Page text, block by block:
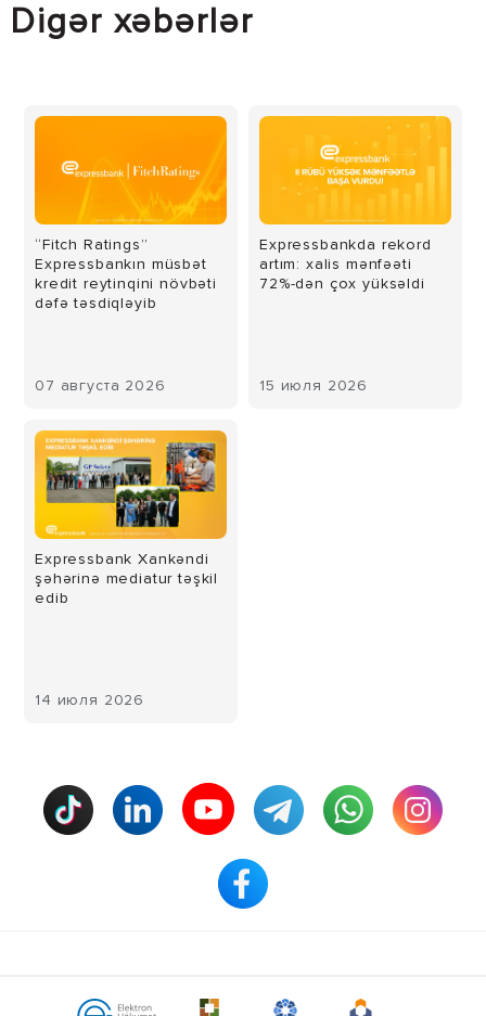
Digər xəbərlər
“Fitch Ratings”
Expressbankın müsbət
kredit reytinqini növbəti
dəfə təsdiqləyib
07 августа 2026
Expressbankda rekord
artım: xalis mənfəəti
72%-dən çox yüksəldi
15 июля 2026
Expressbank Xankəndi
şəhərinə mediatur təşkil
edib
14 июля 2026